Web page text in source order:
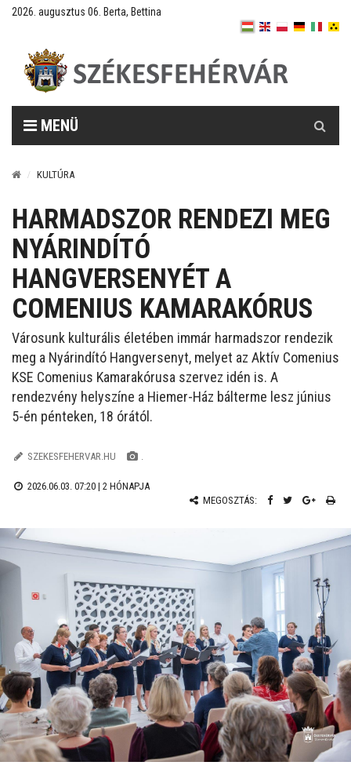
2026. augusztus 06. Berta, Bettina
MENÜ
KULTÚRA
HARMADSZOR RENDEZI MEG
NYÁRINDÍTÓ
HANGVERSENYÉT A
COMENIUS KAMARAKÓRUS
Városunk kulturális életében immár harmadszor rendezik
meg a Nyárindító Hangversenyt, melyet az Aktív Comenius
KSE Comenius Kamarakórusa szervez idén is. A
rendezvény helyszíne a Hiemer-Ház bálterme lesz június
5-én pénteken, 18 órától.
SZEKESFEHERVAR.HU .
2026.06.03. 07:20 | 2 HÓNAPJA
MEGOSZTÁS: